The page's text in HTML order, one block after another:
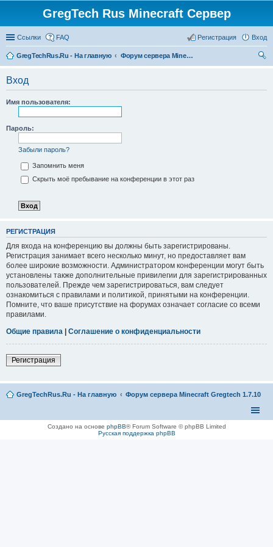
GregTech Rus Minecraft Сервер
Ссылки FAQ Вход
Регистрация
GregTechRus.Ru - На главную
Форум сервера Minecraft Gregtech 1.7.10
Вход
Имя пользователя:
Пароль:
Забыли пароль?
Запомнить меня
Скрыть моё пребывание на конференции в этот раз
РЕГИСТРАЦИЯ
Для входа на конференцию вы должны быть зарегистрированы.
Регистрация занимает всего несколько минут, но предоставляет вам
более широкие возможности. Администратором конференции могут быть
установлены также дополнительные привилегии для зарегистрированных
пользователей. Прежде чем зарегистрироваться, вам следует
ознакомиться с правилами и политикой, принятыми на конференции.
Помните, что ваше присутствие на форумах означает согласие со всеми
правилами.
Общие правила | Соглашение о конфиденциальности
Регистрация
GregTechRus.Ru - На главную Форум сервера Minecraft Gregtech 1.7.10
Создано на основе phpBB® Forum Software © phpBB Limited
Русская поддержка phpBB